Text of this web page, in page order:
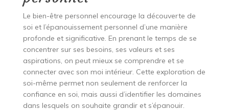
Le bien-être personnel encourage la découverte de
soi et l’épanouissement personnel d’une manière
profonde et significative. En prenant le temps de se
concentrer sur ses besoins, ses valeurs et ses
aspirations, on peut mieux se comprendre et se
connecter avec son moi intérieur. Cette exploration de
soi-même permet non seulement de renforcer la
confiance en soi, mais aussi d’identifier les domaines
dans lesquels on souhaite grandir et s’épanouir.